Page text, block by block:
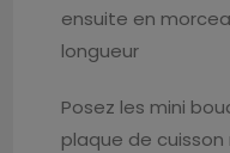
ensuite en
longueur
Posez les mini
plaque de